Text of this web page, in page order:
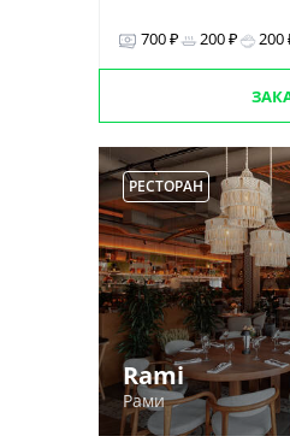
700 ₽ 200 ₽ 200
РЕСТОРАН
Rami
Рами